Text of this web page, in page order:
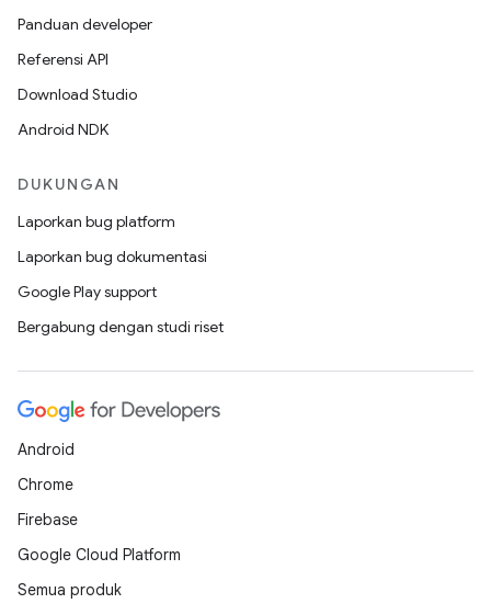
Panduan developer
Referensi API
Download Studio
Android NDK
DUKUNGAN
Laporkan bug platform
Laporkan bug dokumentasi
Google Play support
Bergabung dengan studi riset
Android
Chrome
Firebase
Google Cloud Platform
Semua produk